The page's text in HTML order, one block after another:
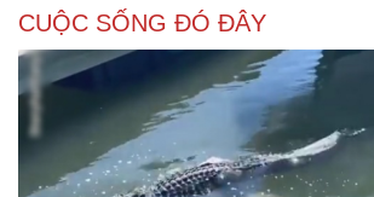
CUỘC SỐNG ĐÓ ĐÂY